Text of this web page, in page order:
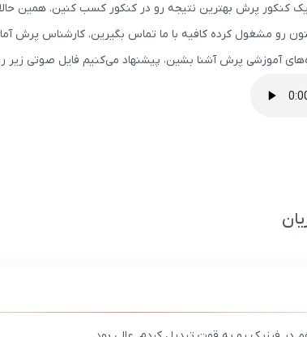
کنکور پرش بهترین نتیجه رو در کنکور کسب کنین. همین
رو مشغول کرده کافیه با ما تماس بگیرین. کارشناس پرش
آموزشی پرش آشنا بشین، پیشنهاد می‌کنیم فایل صوتی